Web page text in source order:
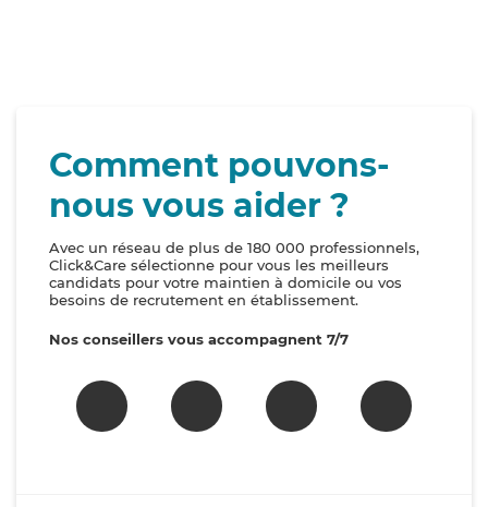
Comment pouvons-
nous vous aider ?
Avec un réseau de plus de 180 000 professionnels,
Click&Care sélectionne pour vous les meilleurs
candidats pour votre maintien à domicile ou vos
besoins de recrutement en établissement.
Nos conseillers vous accompagnent 7/7